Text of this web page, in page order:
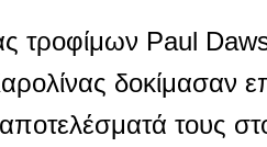
τροφίμων Paul
δοκίμασαν
τους